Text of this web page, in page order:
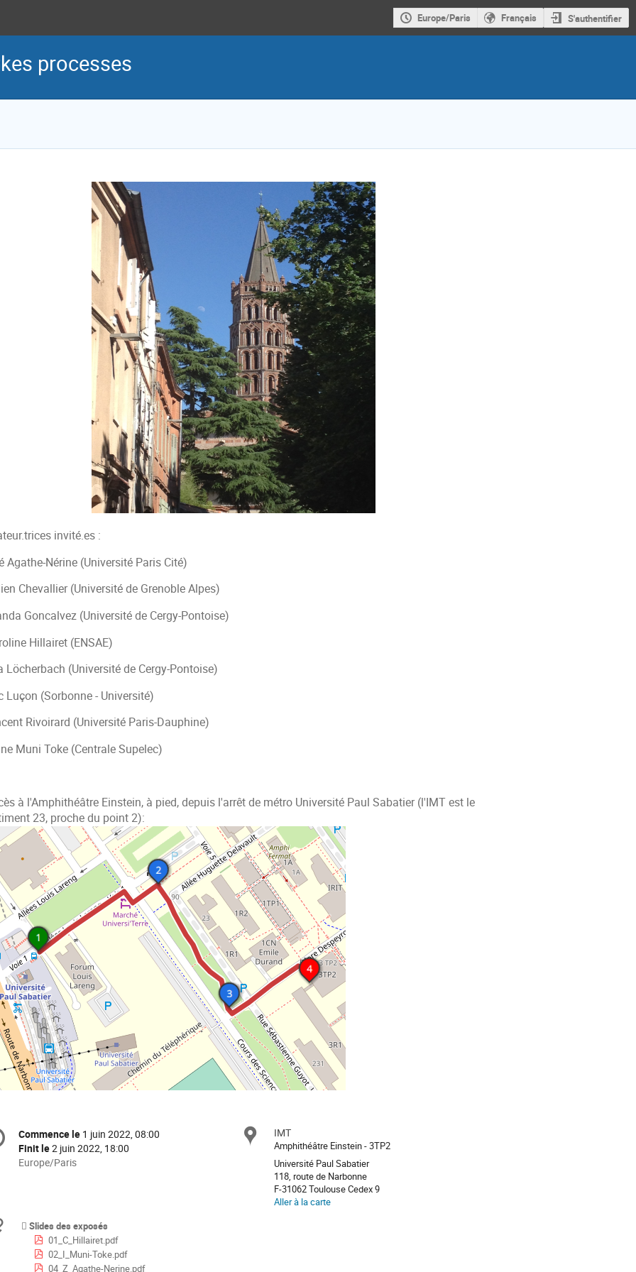
Europe/Paris Français S'authentifier
processes
invité.es :
Agathe-Nérine (Université Paris Cité)
Chevallier (Université de Grenoble Alpes)
Goncalvez (Université de Cergy-Pontoise)
Hillairet (ENSAE)
Löcherbach (Université de Cergy-Pontoise)
Luçon (Sorbonne - Université)
Rivoirard (Université Paris-Dauphine)
Muni Toke (Centrale Supelec)
à l'Amphithéâtre Einstein, à pied, depuis l'arrêt de métro Université Paul Sabatier (l'IMT est le
23, proche du point 2):
Date/Heure
Commence le 1 juin 2022, 08:00
Finit le2 juin 2022, 18:00
Toutes
Europe/Paris
Europe/Paris
Site
IMT
Amphithéâtre Einstein - 3TP2
Université Paul Sabatier
118, route de Narbonne
F-31062 Toulouse Cedex 9
Aller à la carte
Documents
Slides des exposés
01_C_Hillairet.pdf
02_I_Muni-Toke.pdf
04_Z_Agathe-Nerine.pdf